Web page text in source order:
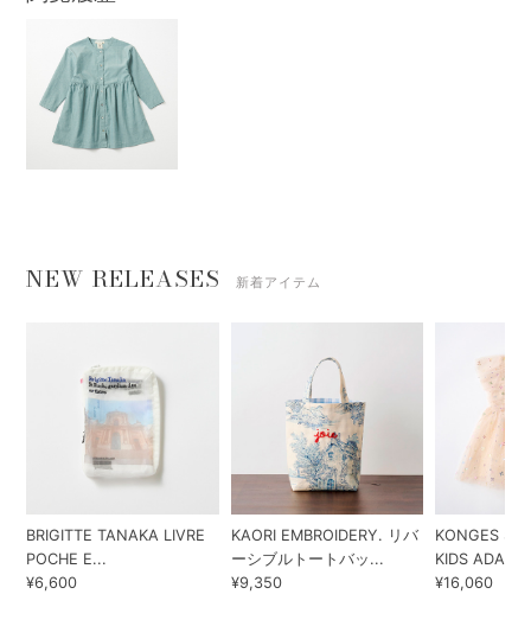
NEW RELEASES 新着アイテム
BRIGITTE TANAKA LIVRE
POCHE E...
¥6,600
KAORI EMBROIDERY. リバ
ーシブルトートバッ...
¥9,350
KONGES
KIDS ADA...
¥16,060